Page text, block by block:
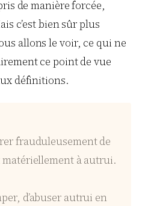
de manière forcée,
c’est bien sûr plus
allons le voir, ce qui ne
ce point de vue
définitions.
frauduleusement de
à autrui.
d’abuser autrui en